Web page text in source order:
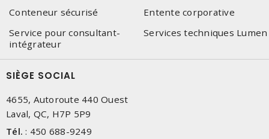
Conteneur sécurisé
Entente corporative
Service pour consultant-
intégrateur
Services techniques Lumen
SIÈGE SOCIAL
4655, Autoroute 440 Ouest
Laval, QC, H7P 5P9
Tél. : 450 688-9249